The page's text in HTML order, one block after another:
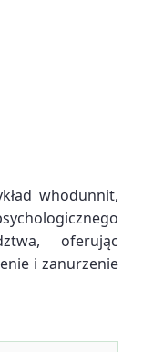
whodunnit,
oferując
i zanurzenie